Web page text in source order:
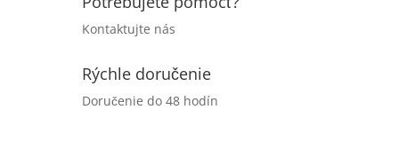
Kontaktujte nás
Rýchle doručenie
Doručenie do 48 hodín